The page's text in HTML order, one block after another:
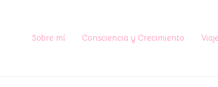
Sobre mí Consciencia y Crecimiento